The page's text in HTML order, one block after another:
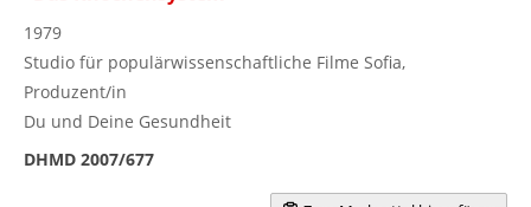
1979
Studio für populärwissenschaftliche Filme Sofia,
Produzent/in
Du und Deine Gesundheit
DHMD 2007/677